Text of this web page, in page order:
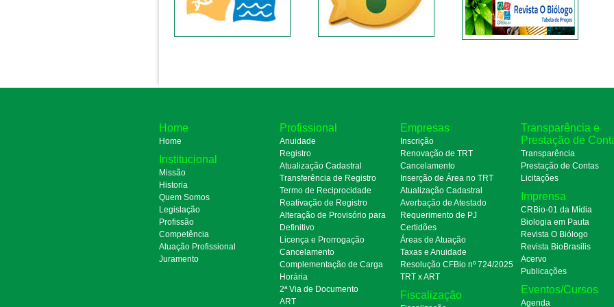
Home
Home
Institucional
Missão
Historia
Quem Somos
Legislação
Profissão
Competência
Atuação Profissional
Juramento
Profissional
Anuidade
Registro
Atualização Cadastral
Transferência de Registro
Termo de Reciprocidade
Reativação de Registro
Alteração de Provisório para
Definitivo
Licença e Prorrogação
Cancelamento
Complementação de Carga
Horária
2ª Via de Documento
ART
Empresas
Inscrição
Renovação de TRT
Cancelamento
Inserção de Área no TRT
Atualização Cadastral
Averbação de Atestado
Requerimento de PJ
Certidões
Áreas de Atuação
Taxas e Anuidade
Resolução CFBio nº 724/2025
TRT x ART
Fiscalização
Transparência e
Prestação de
Transparência
Prestação de Contas
Licitações
Imprensa
CRBio-01 da Mídia
Biologia em Pauta
Revista O Biólogo
Revista BioBrasilis
Acervo
Publicações
Eventos/Cursos
Agenda